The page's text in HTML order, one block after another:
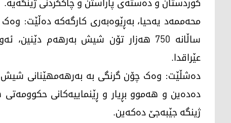
محەممەد یەحیا، بەڕێوەبەری کارگەکە دەڵێت:
ساڵانە 750 هەزار تۆن شیش بەرهەم
عێراقدا.
دەشڵێت: وەک چۆن گرنگی بە بەرهەمهێنانی شیش
دەدەین و هەموو بڕیار و ڕێنماییەکانی
ژینگە جێبەجێ دەکەین.